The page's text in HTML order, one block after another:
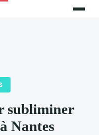
subliminer
Nantes